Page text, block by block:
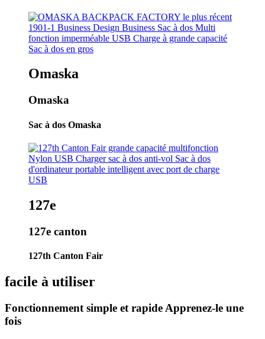
Omaska
Omaska
Sac à dos Omaska
127e
127e canton
127th Canton Fair
facile à utiliser
Fonctionnement simple et rapide Apprenez-le une
fois